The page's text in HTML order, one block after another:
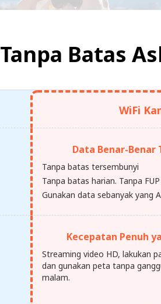
Tanpa Batas
WiFi
Data Benar-Benar
Tanpa batas tersembunyi
Tanpa batas harian. Tanpa
Gunakan data sebanyak yang
Kecepatan Penuh
Streaming video HD, lakukan
dan gunakan peta tanpa
malam.